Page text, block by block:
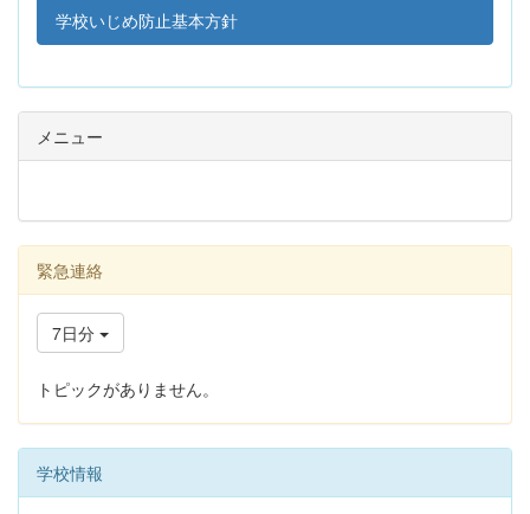
学校いじめ防止基本方針
メニュー
緊急連絡
7日分
トピックがありません。
学校情報